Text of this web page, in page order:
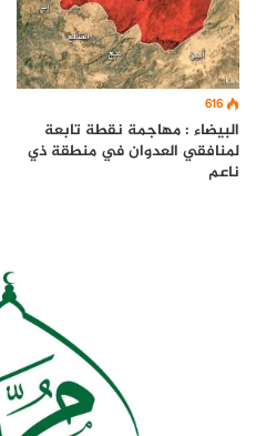
616
البيضاء : مهاجمة نقطة تابعة
لمنافقي العدوان في منطقة ذي
ناعم